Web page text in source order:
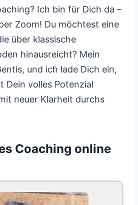
Ich bin für Dich da –
Zoom! Du möchtest eine
über klassische
hinausreicht? Mein
und ich lade Dich ein,
Dein volles Potenzial
neuer Klarheit durchs
Coaching online